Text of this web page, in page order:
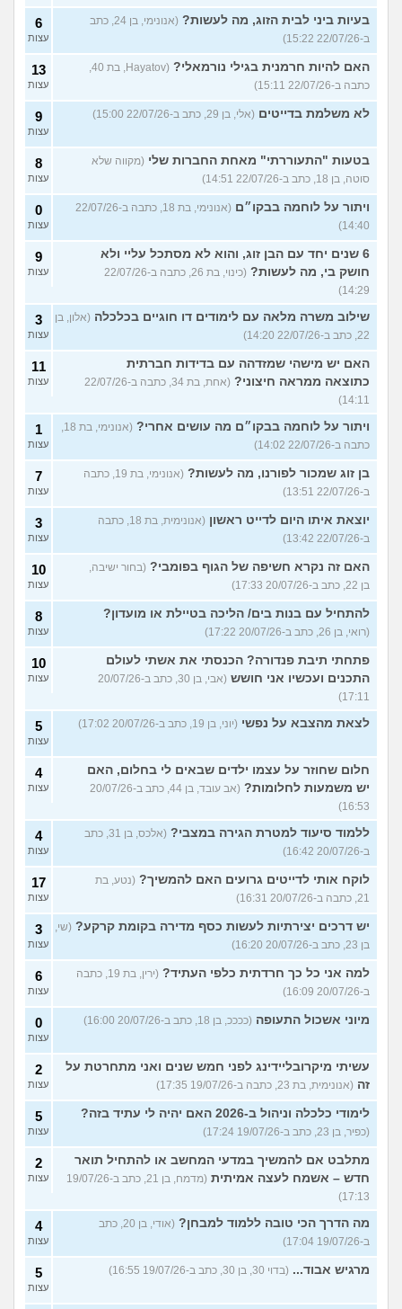
בעיות ביני לבית הזוג, מה לעשות?
(אנונימי, בן 24, כתב
ב-22/07/26 15:22)
6
עצות
האם להיות חרמנית בגילי נורמאלי?
(Hayatov, בת 40,
כתבה ב-22/07/26 15:11)
13
עצות
לא משלמת בדייטים (אלי, בן 29, כתב ב-22/07/26 15:00) 9
עצות
בטעות "התעוררתי" מאחת החברות שלי (מקווה שלא
סוטה, בן 18, כתב ב-22/07/26 14:51)
8
עצות
ויתור על לוחמה בבקו״ם
(אנונימי, בת 18, כתבה ב-22/07/26
14:40)
0
עצות
6 שנים יחד עם הבן זוג, והוא לא מסתכל עליי ולא
חושק בי, מה לעשות?
(כינוי, בת 26, כתבה ב-22/07/26
14:29)
9
עצות
שילוב משרה מלאה עם לימודים דו חוגיים בכלכלה (אלון, בן
22, כתב ב-22/07/26 14:20)
3
עצות
האם יש מישהי שמזדהה עם בדידות חברתית
כתוצאה ממראה חיצוני?
(אחת, בת 34, כתבה ב-22/07/26
14:11)
11
עצות
ויתור על לוחמה בבקו״ם מה עושים אחרי?
(אנונימי, בת 18,
כתבה ב-22/07/26 14:02)
1
עצות
בן זוג שמכור לפורנו, מה לעשות?
(אנונימי, בת 19, כתבה
ב-22/07/26 13:51)
7
עצות
יוצאת איתו היום לדייט ראשון
(אנונימית, בת 18, כתבה
ב-22/07/26 13:42)
3
עצות
האם זה נקרא חשיפה של הגוף בפומבי? (בחור ישיבה,
בן 22, כתב ב-20/07/26 17:33)
10
עצות
להתחיל עם בנות בים/ הליכה בטיילת או מועדון?
(רואי, בן 26, כתב ב-20/07/26 17:22)
8
עצות
פתחתי תיבת פנדורה? הכנסתי את אשתי לעולם
התכנים ועכשיו אני חושש
(אבי, בן 30, כתב ב-20/07/26
17:11)
10
עצות
לצאת מהצבא על נפשי (יוני, בן 19, כתב ב-20/07/26 17:02) 5
עצות
חלום שחוזר על עצמו ילדים שבאים לי בחלום, האם
יש משמעות לחלומות?
(אב עובד, בן 44, כתב ב-20/07/26
16:53)
4
עצות
ללמוד סיעוד למטרת הגירה במצבי?
(אלכס, בן 31, כתב
ב-20/07/26 16:42)
4
עצות
לוקח אותי לדייטים גרועים האם להמשיך? (נטע, בת
21, כתבה ב-20/07/26 16:31)
17
עצות
יש דרכים יצירתיות לעשות כסף מדירה בקומת קרקע? (שי,
בן 23, כתב ב-20/07/26 16:20)
3
עצות
למה אני כל כך חרדתית כלפי העתיד?
(ירין, בת 19, כתבה
ב-20/07/26 16:09)
6
עצות
מיוני אשכול התעופה (ככככ, בן 18, כתב ב-20/07/26 16:00) 0
עצות
עשיתי מיקרובליידינג לפני חמש שנים ואני מתחרטת על
זה (אנונימית, בת 23, כתבה ב-19/07/26 17:35)
2
עצות
לימודי כלכלה וניהול ב-2026 האם יהיה לי עתיד בזה?
(כפיר, בן 23, כתב ב-19/07/26 17:24)
5
עצות
מתלבט אם להמשיך במדעי המחשב או להתחיל תואר
חדש – אשמח לעצה אמיתית
(מדמח, בן 21, כתב ב-19/07/26
17:13)
2
עצות
מה הדרך הכי טובה ללמוד למבחן?
(אודי, בן 20, כתב
ב-19/07/26 17:04)
4
עצות
מרגיש אבוד... (בדוי 30, בן 30, כתב ב-19/07/26 16:55) 5
עצות